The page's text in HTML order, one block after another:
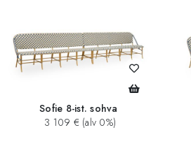
Sofie 8-ist. sohva
3 109 € (alv 0%)